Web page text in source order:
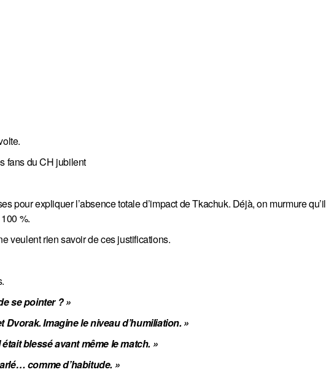
fans du CH jubilent
pour expliquer l’absence totale d’impact de Tkachuk. Déjà, on murmure qu’il
%.
veulent rien savoir de ces justifications.
se pointer ? »
Dvorak. Imagine le niveau d’humiliation. »
blessé avant même le match. »
comme d’habitude. »